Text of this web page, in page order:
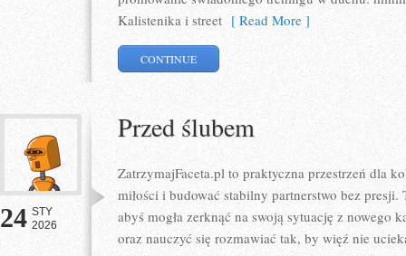
Kalistenika i street [ Read More ]
CONTINUE
24 STY
2026
Przed ślubem
ZatrzymajFaceta.pl to praktyczna przestrzeń dla
miłości i budować stabilny partnerstwo bez presji.
abyś mogła zerknąć na swoją sytuację z nowego
oraz nauczyć się rozmawiać tak, by więź nie